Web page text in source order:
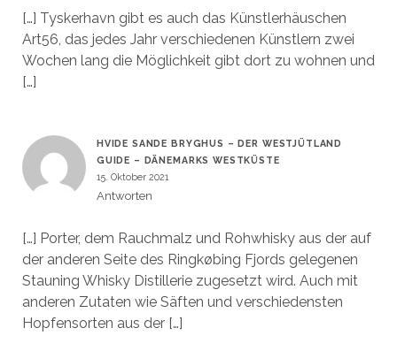
[…] Tyskerhavn gibt es auch das Künstlerhäuschen
Art56, das jedes Jahr verschiedenen Künstlern zwei
Wochen lang die Möglichkeit gibt dort zu wohnen und
[…]
HVIDE SANDE BRYGHUS – DER WESTJÜTLAND
GUIDE – DÄNEMARKS WESTKÜSTE
15. Oktober 2021
Antworten
[…] Porter, dem Rauchmalz und Rohwhisky aus der auf
der anderen Seite des Ringkøbing Fjords gelegenen
Stauning Whisky Distillerie zugesetzt wird. Auch mit
anderen Zutaten wie Säften und verschiedensten
Hopfensorten aus der […]